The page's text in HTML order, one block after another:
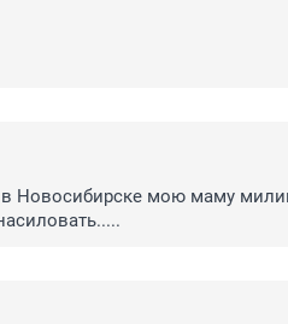
в Новосибирске мою маму